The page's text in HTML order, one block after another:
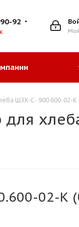
92
ШЗХ-С- 900.600-02-К
для
02-К